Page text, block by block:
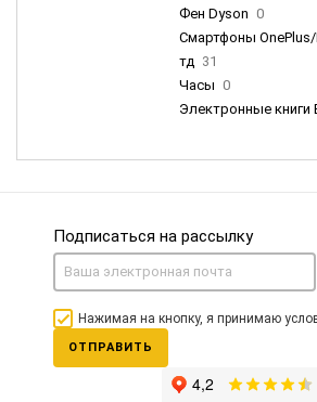
Фен Dyson 0
Смартфоны
тд 31
Часы 0
Электронные книги
Подписаться на рассылку
Нажимая на кнопку, я принимаю
ОТПРАВИТЬ